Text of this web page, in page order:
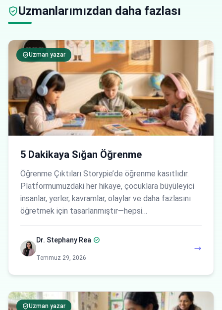
Uzmanlarımızdan daha fazlası
Uzman yazar
5 Dakikaya Sığan Öğrenme
Öğrenme Çıktıları Storypie’de öğrenme kasıtlıdır.
Platformumuzdaki her hikaye, çocuklara büyüleyici
insanlar, yerler, kavramlar, olaylar ve daha fazlasını
öğretmek için tasarlanmıştır—hepsi…
Dr. Stephany Rea
Temmuz 29, 2026
Uzman yazar